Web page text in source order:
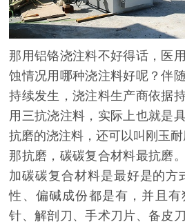
那用铝铬浇注料不好得话，医
蚀情况用哪种浇注料好呢？伴
持续发生，浇注料生产商依据
用三抗浇注料，实际上也就是
抗磨的浇注料，还可以叫刚玉耐
那抗磨，碳碳复合材料最抗磨
加碳碳复合材料是最好是的方
性、偏碱成份都是有，并且
针、解剖刀、手术刀片、备皮